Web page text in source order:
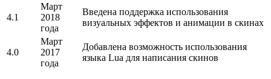
4.1
Март
2018
года
Введена поддержка использования
визуальных эффектов и анимации в скинах
4.0
Март
2017
года
Добавлена возможность использования
языка Lua для написания скинов